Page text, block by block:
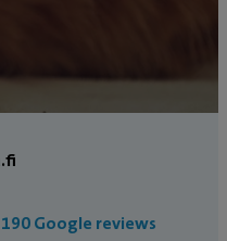
190 Google reviews